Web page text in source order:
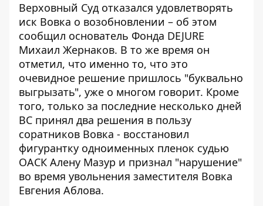
Верховный Суд отказался удовлетворять
иск Вовка о возобновлении – об этом
сообщил основатель Фонда DEJURE
Михаил Жернаков. В то же время он
отметил, что именно то, что это
очевидное решение пришлось "буквально
выгрызать", уже о многом говорит. Кроме
того, только за последние несколько дней
ВС принял два решения в пользу
соратников Вовка - восстановил
фигурантку одноименных пленок судью
ОАСК Алену Мазур и признал "нарушение"
во время увольнения заместителя Вовка
Евгения Аблова.